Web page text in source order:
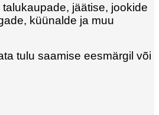
jäätise, jookide
küünalde ja muu
tulu saamise eesmärgil või